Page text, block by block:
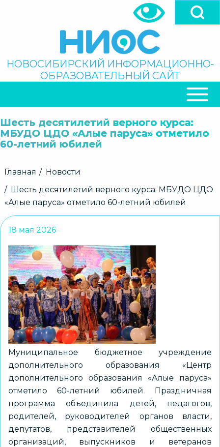
Поиск
НОВОСИБИРСКИЙ ИНФОРМАЦИОННО-
ОБРАЗОВАТЕЛЬНЫЙ САЙТ
НАВИГАЦИЯ
Шесть десятилетий верного курса:
МБУДО ЦДО «Алые паруса» отметило
60-летний юбилей
Строка
Главная
Новости
Шесть десятилетий верного курса: МБУДО ЦДО
«Алые паруса» отметило 60-летний юбилей
18 мая 2026
Муниципальное бюджетное учреждение
дополнительного образования «Центр
дополнительного образования «Алые паруса»
отметило 60-летний юбилей. Праздничная
программа объединила детей, педагогов,
родителей, руководителей органов власти,
депутатов, представителей общественных
организаций, выпускников и ветеранов